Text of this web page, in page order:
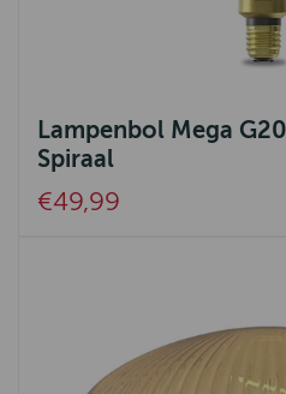
Lampenbol Mega
Spiraal
€49,99